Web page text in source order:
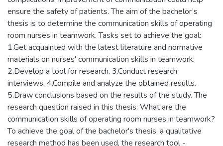
ensure the safety of patients. The aim of the bachelor’s
thesis is to determine the communication skills of operating
room nurses in teamwork. Tasks set to achieve the goal:
1.Get acquainted with the latest literature and normative
materials on nurses' communication skills in teamwork.
2.Develop a tool for research. 3.Conduct research
interviews. 4.Compile and analyze the obtained results.
5.Draw conclusions based on the results of the study. The
research question raised in this thesis: What are the
communication skills of operating room nurses in teamwork?
To achieve the goal of the bachelor's thesis, a qualitative
research method has been used, the research tool -